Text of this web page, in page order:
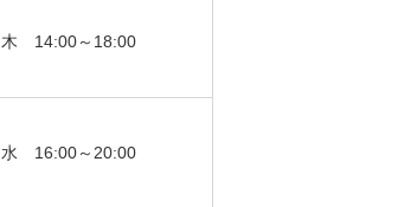
木 14:00～18:00
水 16:00～20:00